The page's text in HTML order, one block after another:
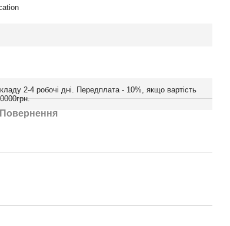
2-4 робочі дні. Передплата - 10%, якщо вартість
Повернення